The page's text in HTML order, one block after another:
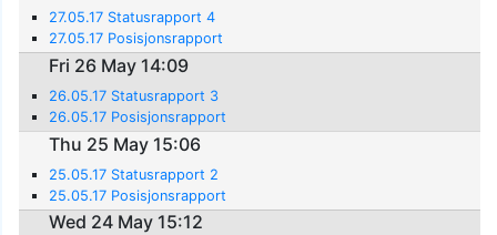
27.05.17 Statusrapport 4
27.05.17 Posisjonsrapport
Fri 26 May 14:09
26.05.17 Statusrapport 3
26.05.17 Posisjonsrapport
Thu 25 May 15:06
25.05.17 Statusrapport 2
25.05.17 Posisjonsrapport
Wed 24 May 15:12